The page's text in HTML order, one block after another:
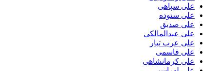
علی سپاهی
علی ستوده
علی صدیق
علی عبدالمالکی
علی عرب تبار
علی قاسمی
علی کرمانشاهی